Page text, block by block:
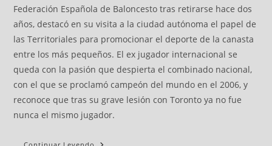
Federación Española de Baloncesto tras retirarse hace dos
años, destacó en su visita a la ciudad autónoma el papel de
las Territoriales para promocionar el deporte de la canasta
entre los más pequeños. El ex jugador internacional se
queda con la pasión que despierta el combinado nacional,
con el que se proclamó campeón del mundo en el 2006, y
reconoce que tras su grave lesión con Toronto ya no fue
nunca el mismo jugador.